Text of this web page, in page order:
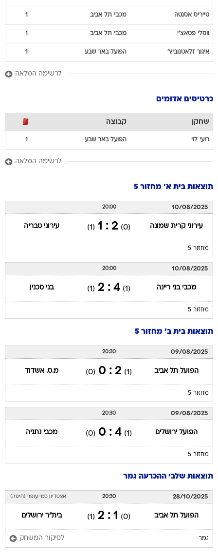
טייריס אסנטה מכבי תל אביב 1
ווסלי פטאצ'י מכבי תל אביב 1
איגור זלאטנוביץ' הפועל באר שבע 1
לרשימה המלאה
כרטיסים אדומים
שחקן קבוצה
רועי לוי הפועל באר שבע 1
לרשימה המלאה
תוצאות בית א' מחזור 5
10/08/2025
20:00
עירוני קרית שמונה (0)
2 : 1
(1) עירוני טבריה
מחזור 5
10/08/2025
20:00
מכבי בני ריינה (1)
4 : 2
(1) בני סכנין
מחזור 5
תוצאות בית ב' מחזור 5
09/08/2025
20:30
הפועל תל אביב (1)
2 : 0
(0) מ.ס. אשדוד
מחזור 5
09/08/2025
20:30
הפועל ירושלים (1)
4 : 0
(0) מכבי נתניה
מחזור 5
תוצאות שלבי ההכרעה גמר
28/10/2025
20:30 אצטדיון סמי עופר (חיפה)
הפועל תל אביב (0)
1 : 2
(1) בית"ר ירושלים
גמר לסיקור המשחק